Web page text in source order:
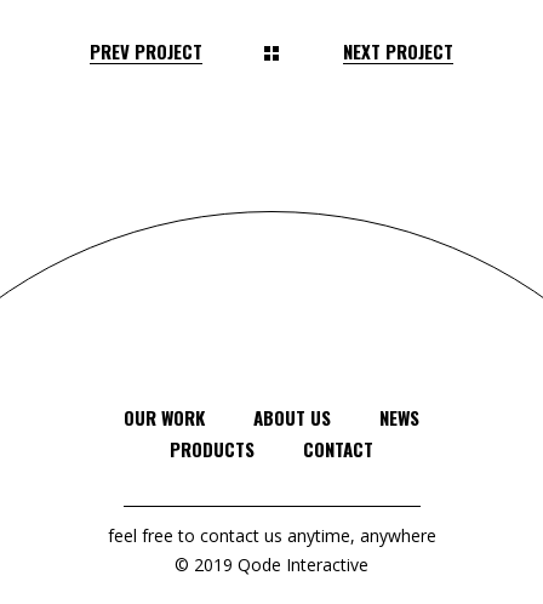
PREV PROJECT NEXT PROJECT
OUR WORK ABOUT US
NEWS
PRODUCTS
CONTACT
feel free to contact us anytime, anywhere
© 2019 Qode Interactive